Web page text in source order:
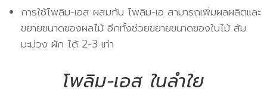
การใช้โพลิม-เอส ผสมกับ โพลิม-เอ สามารถเพิ่มผลผลิตและ
ขยายขนาดของผลไม้ อีกทั้งช่วยขยายขนาดของใบไม้ ส้ม
มะม่วง ผัก ได้ 2-3 เท่า
โพลิม-เอส ในลำใย